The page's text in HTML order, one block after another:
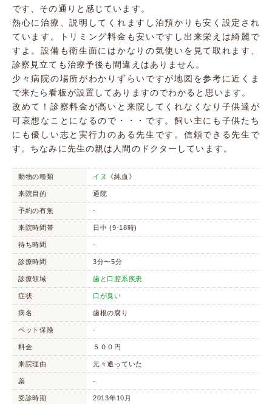
です、その通りと感じています。
熱心に治療、説明してくれますし泊預かりも安く設定され
ています。トリミング料金も安いですし出来栄えは綺麗で
すよ。設備も衛生面にはかなりの気使いを見て取れます、
診察見立ても治療予後も間違えはありません。
少々病院の場所がわかりずらいですが地図を参考に近くま
で来たら看板が設置してありますのでわかると思います。
改めて！診察料金が高いと来院してくれなくなり子供達が
可哀想なことになるので・・・です。飼い主にも子供たち
にも優しい志と実行力のある先生です。信頼できる先生で
す。ちなみに先生の親は人間のドクターしています。
動物の種類 イヌ 《純血》
来院目的 通院
予約の有無 -
来院時間帯 日中 (9-18時)
待ち時間 -
診療時間 3分〜5分
診療領域 歯と口腔系疾患
症状 口が臭い
病名 歯根の腐り
ペット保険 -
料金 ５００円
来院理由 元々通っていた
薬 -
受診時期 2013年10月